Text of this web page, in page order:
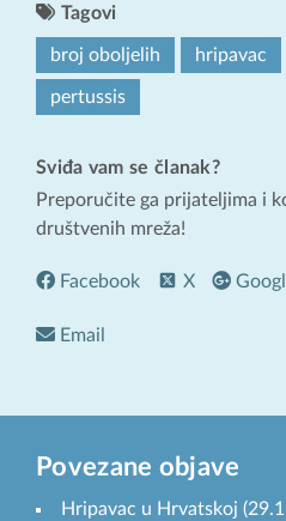
Tagovi
broj oboljelih hripavac
pertussis
Sviđa vam se članak?
Preporučite ga prijateljima i
društvenih mreža!
Facebook X
Email
Povezane objave
Hripavac u Hrvatskoj